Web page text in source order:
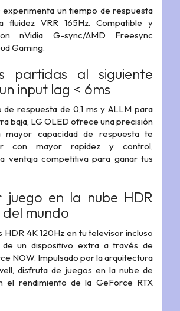
experimenta un tiempo de respuesta
fluidez VRR 165Hz. Compatible y
nVidia G-sync/AMD Freesync
Gaming.
partidas al siguiente
input lag < 6ms
de respuesta de 0,1 ms y ALLM para
baja, LG OLED ofrece una precisión
mayor capacidad de respuesta te
con mayor rapidez y control,
ventaja competitiva para ganar tus
juego en la nube HDR
del mundo
HDR 4K 120Hz en tu televisor incluso
de un dispositivo extra a través de
NOW. Impulsado por la arquitectura
disfruta de juegos en la nube de
el rendimiento de la GeForce RTX